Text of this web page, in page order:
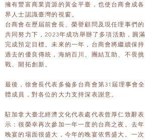
擁有豐富商業資源的黃金平臺，也使台商會成各
界人士認識臺灣的視窗。
台商會在歷屆前會長、榮譽顧問及現任理事們的
共同努力下，2023年成功舉辦了多項活動，圓滿
完成預定目標。未來的一年，台商會將繼續保持
過去的優良傳統，海納百川、團結互助、不畏挑
戰、開拓創新。
最後，徐會長代表多倫多台商會第31屆理事會全
體成員，對各位的大力支持深表謝意。
駐加拿大臺北經濟文化代表處代表曾厚仁致辭表
示：很榮幸再次參加一年一度的台商之夜。去年
晚宴的場面很盛大，今年的晚宴依舊盛大。一次